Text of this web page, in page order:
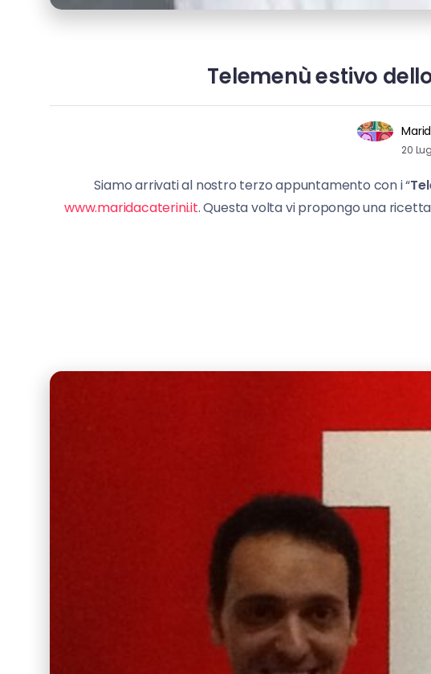
Telemenù estivo
20
Siamo arrivati al nostro terzo appuntamento con i “
www.maridacaterini.it. Questa volta vi propongo una